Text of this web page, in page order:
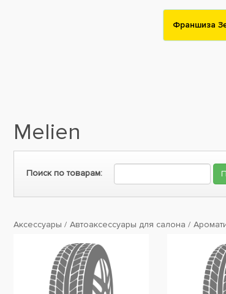
Франшиза
Melien
Поиск по товарам:
Аксессуары Автоаксессуары для салона